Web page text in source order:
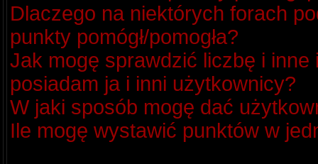
Dlaczego na niektórych forach
punkty pomógł/pomogła?
Jak mogę sprawdzić liczbę i
posiadam ja i inni użytkownicy?
W jaki sposób mogę dać
Ile mogę wystawić punktów w